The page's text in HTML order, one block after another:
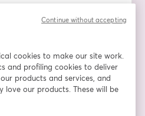
d'incarnation décidé
vies, ainsi :
route.
appliquent d’âme à âme,
un adversaire, ouvrir un
rejet continuel, des
cookies to make our site work.
and profiling cookies to deliver
products and services, and
love our products. These will be
Continue without accepting